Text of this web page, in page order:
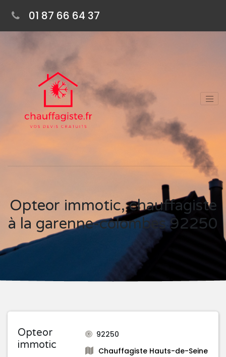
01 87 66 64 37
Opteor immotic, chauffagiste
à la garenne-colombes 92250
Opteor
immotic
92250
Chauffagiste Hauts-de-Seine